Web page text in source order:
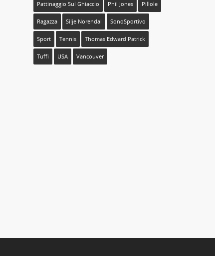
Pattinaggio Sul Ghiaccio Phil Jones Pillole
Ragazza Silje Norendal SonoSportivo
Sport Tennis Thomas Edward Patrick
Tuffi USA Vancouver